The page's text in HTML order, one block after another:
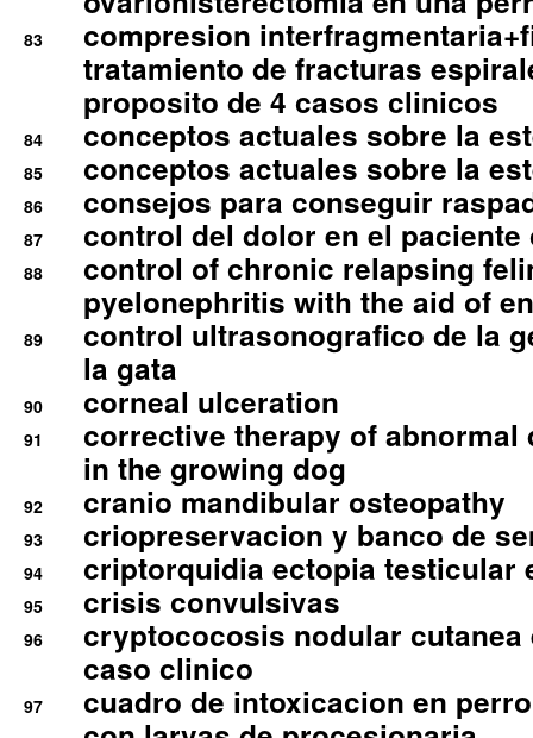
83
compresion
tratamiento de fracturas
proposito de 4 casos clinicos
84 conceptos actuales sobre la
85 conceptos actuales sobre la
86 consejos para conseguir
87 control del dolor en el
88
control of chronic relapsing
pyelonephritis with the aid of
89
control ultrasonografico de la
la gata
90 corneal ulceration
91
corrective therapy of abnormal
in the growing dog
92 cranio mandibular osteopathy
93 criopreservacion y banco de
94 criptorquidia ectopia testicular
95 crisis convulsivas
96
cryptococosis nodular cutanea
caso clinico
97
cuadro de intoxicacion en